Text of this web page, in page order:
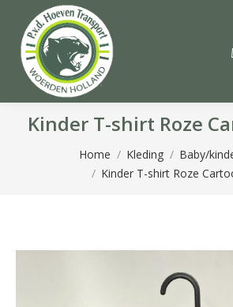
Kinder T-shirt Roze
Je bent hier:Home Kleding
Baby/
Kinder T-shirt Roze